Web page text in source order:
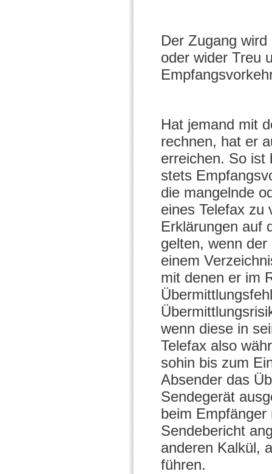
Der Zugang
oder wider Treu
Hat jemand mit
rechnen, hat er
erreichen. So ist
stets
die mangelnde
eines Telefax zu
Erklärungen auf
gelten, wenn
einem
mit denen er im
wenn diese in
Telefax also
sohin bis zum
Absender das
Sendegerät
beim
Sendebericht
anderen Kalkül,
führen.